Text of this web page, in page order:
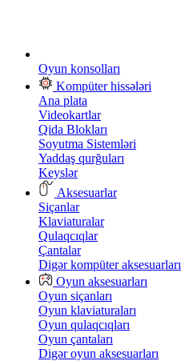
Oyun konsolları
Kompüter hissələri
Ana plata
Videokartlar
Qida Blokları
Soyutma Sistemləri
Yaddaş qurğuları
Keyslər
Aksesuarlar
Siçanlar
Klaviaturalar
Qulaqcıqlar
Çantalar
Digər kompüter aksesuarları
Oyun aksesuarları
Oyun siçanları
Oyun klaviaturaları
Oyun qulaqcıqları
Oyun çantaları
Digər oyun aksesuarları